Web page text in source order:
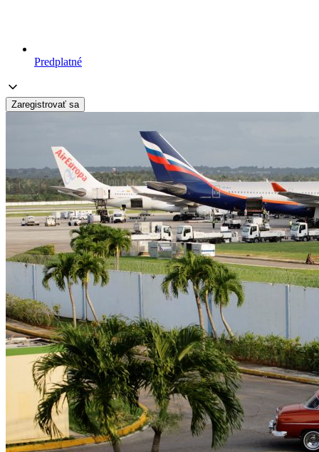
Predplatné
Zaregistrovať sa